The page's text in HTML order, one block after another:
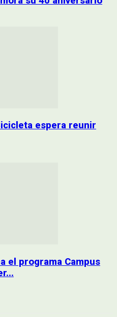
espera reunir
el programa Campus